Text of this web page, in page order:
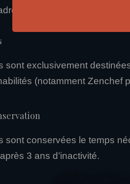
des informations
sont exclusivement
(notamment Zenchef
sont conservées le temps
3 ans d’inactivité.